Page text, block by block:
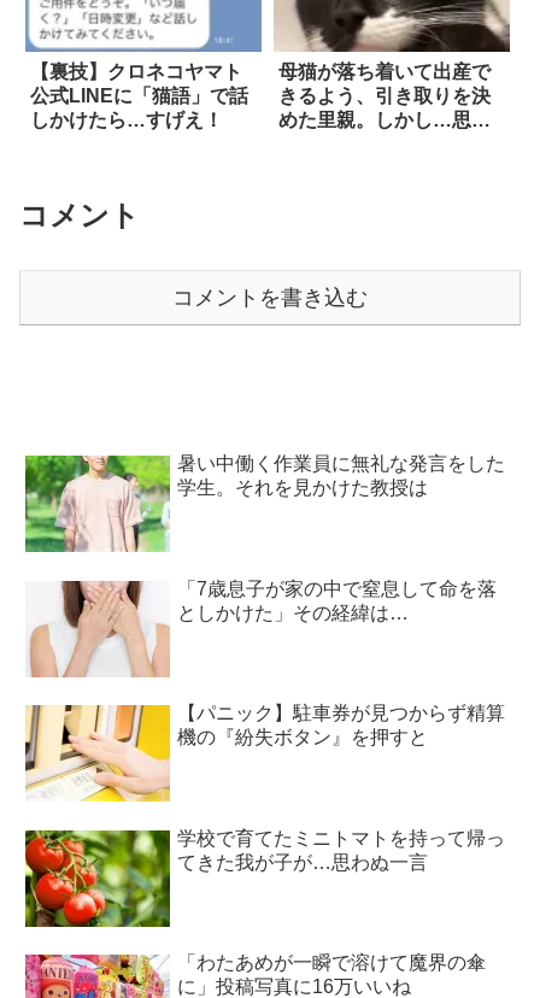
【裏技】クロネコヤマト
公式LINEに「猫語」で話
しかけたら…すげえ！
母猫が落ち着いて出産で
きるよう、引き取りを決
めた里親。しかし…思わ
コメント
コメントを書き込む
暑い中働く作業員に無礼な発言をした
学生。それを見かけた教授は
「7歳息子が家の中で窒息して命を落
としかけた」その経緯は…
【パニック】駐車券が見つからず精算
機の『紛失ボタン』を押すと
学校で育てたミニトマトを持って帰っ
てきた我が子が…思わぬ一言
「わたあめが一瞬で溶けて魔界の傘
に」投稿写真に16万いいね